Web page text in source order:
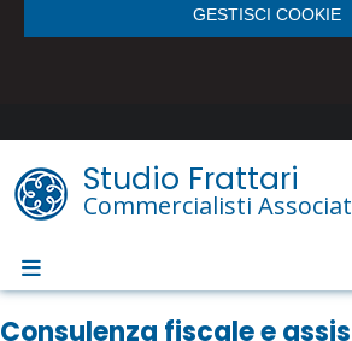
GESTISCI COOKIE
Studio Frattari
Commercialisti
Consulenza fiscale e